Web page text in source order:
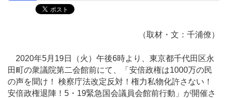
（取材・文：千浦僚）
2020年5月19日（火）午後6時より、東京都千代田区永
田町の衆議院第二会館前にて、「安倍政権は1000万の民
の声を聞け！ 検察庁法改定反対！権力私物化許さない！
安倍政権退陣！5・19緊急国会議員会館前行動」が開催さ